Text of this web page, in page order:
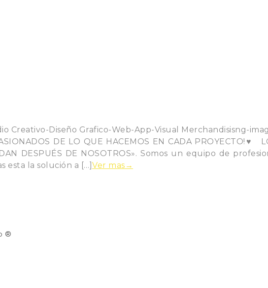
DE LO QUE HACEMOS EN CADA PROYECTO!♥
DESPUÉS DE NOSOTROS». Somos un equipo de
esta la solución a […]Ver mas→
®